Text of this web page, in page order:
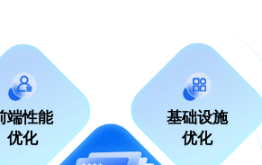
端性能
优化
基础设施
优化